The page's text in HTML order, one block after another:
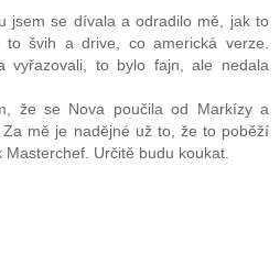
jsem se dívala a odradilo mě, jak to
to švih a drive, co americká verze.
vyřazovali, to bylo fajn, ale nedala
že se Nova poučila od Markízy a
mě je nadějné už to, že to poběží
Určitě budu koukat.